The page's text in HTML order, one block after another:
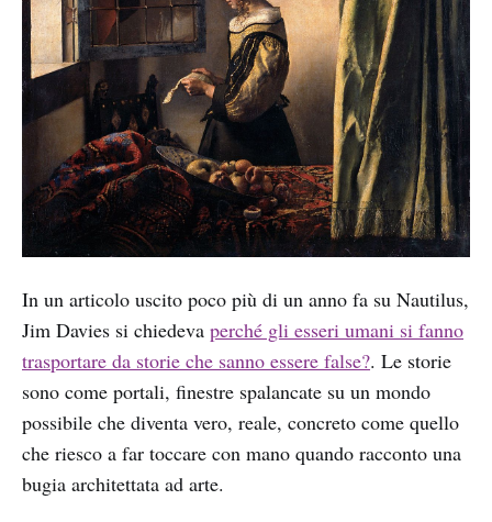
In un articolo uscito poco più di un anno fa su Nautilus,
Jim Davies si chiedeva perché gli esseri umani si fanno
trasportare da storie che sanno essere false?. Le storie
sono come portali, finestre spalancate su un mondo
possibile che diventa vero, reale, concreto come quello
che riesco a far toccare con mano quando racconto una
bugia architettata ad arte.